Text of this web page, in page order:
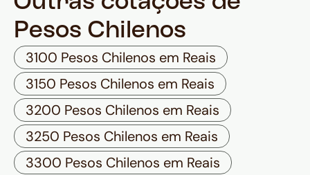
Pesos Chilenos
3100 Pesos Chilenos em Reais
3150 Pesos Chilenos em Reais
3200 Pesos Chilenos em Reais
3250 Pesos Chilenos em Reais
3300 Pesos Chilenos em Reais